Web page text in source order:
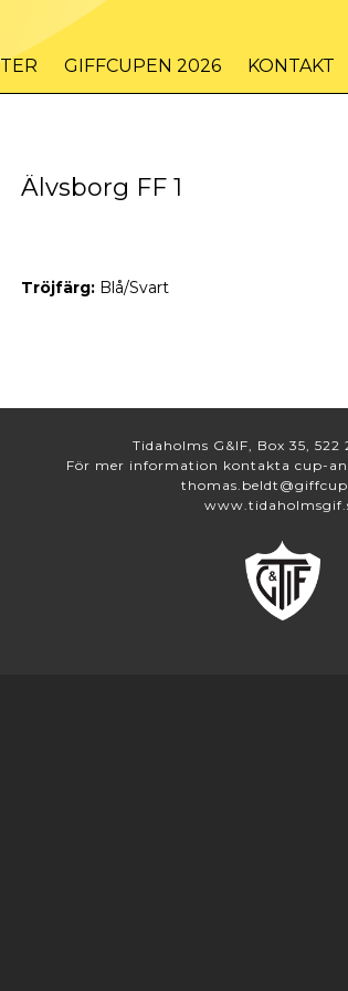
GIFFCUPEN 2026 KONTAKT
Älvsborg FF 1
Tröjfärg: Blå/Svart
Tidaholms G&IF, Box 35, 522
För mer information kontakta cup-